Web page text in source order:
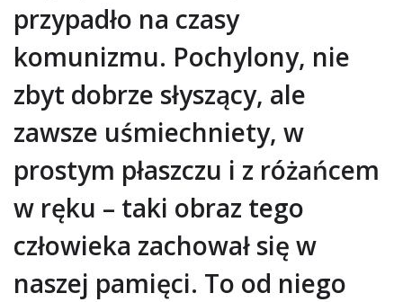
przypadło na czasy
komunizmu. Pochylony, nie
zbyt dobrze słyszący, ale
zawsze uśmiechniety, w
prostym płaszczu i z różańcem
w ręku – taki obraz tego
człowieka zachował się w
naszej pamięci. To od niego